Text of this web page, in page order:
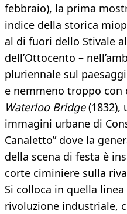
febbraio), la prima
indice della storica
al di fuori dello Stivale
dell’Ottocento –
pluriennale sul
e nemmeno troppo con
Waterloo Bridge(1832),
immagini urbane di
Canaletto” dove la
della scena di festa è
corte ciminiere sulla
Si colloca in quella
rivoluzione industriale,